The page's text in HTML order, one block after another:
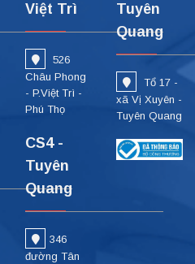
Việt Trì
526
Châu Phong
- P.Việt Trì -
Phú Thọ
CS4 -
Tuyên
Quang
346
đường Tân
Tuyên
Quang
Tổ 17 -
xã Vị Xuyên -
Tuyên Quang